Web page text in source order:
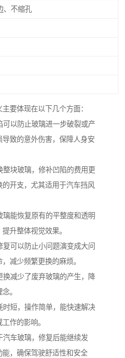
、不缩孔
要体现在以下几个方面：
可以防止玻璃进一步破裂或产
致的意外伤害，保障人身安
块玻璃，修补凹陷的费用更
开支，尤其适用于汽车挡风
能恢复原有的平整度和透明
升整体视觉效果。
可以防止小问题演变成大问
减少频繁更换的麻烦。
换减少了废弃玻璃的产生，降
。
时短，操作简单，能快速解决
作的影响。
汽车玻璃，修复后能继续发
，确保驾驶舒适性和安全